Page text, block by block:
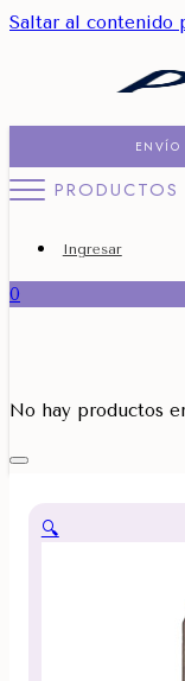
Saltar al contenido
ENVÍO
PRODUCTOS
Ingresar
0
No hay productos
🔍